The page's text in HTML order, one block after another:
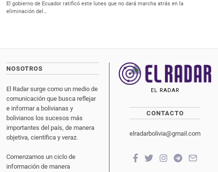
El gobierno de Ecuador ratificó este lunes que no dará marcha atrás en la
eliminación del…
NOSOTROS
El Radar surge como un medio de
comunicación que busca reflejar
e informar a bolivianas y
bolivianos los sucesos más
importantes del país, de manera
objetiva, científica y veraz.
Comenzamos un ciclo de
información de manera
EL RADAR
CONTACTO
elradarbolivia@gmail.com